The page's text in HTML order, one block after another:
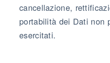
cancellazione,
portabilità dei Dati non
esercitati.